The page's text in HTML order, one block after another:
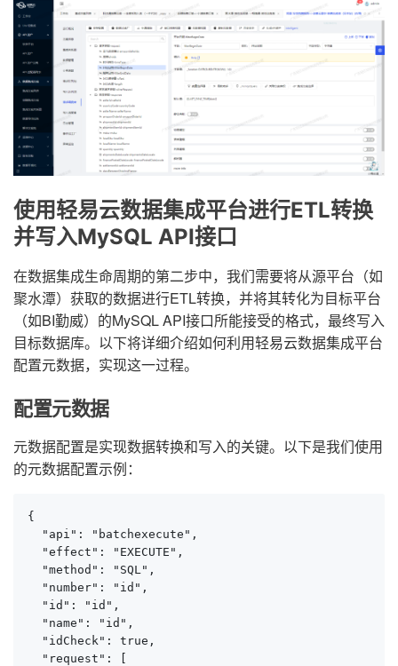
使用轻易云数据集成平台进行ETL转换
并写入MySQL API接口
在数据集成生命周期的第二步中，我们需要将从源平台（如
聚水潭）获取的数据进行ETL转换，并将其转化为目标平台
（如BI勤威）的MySQL API接口所能接受的格式，最终写入
目标数据库。以下将详细介绍如何利用轻易云数据集成平台
配置元数据，实现这一过程。
配置元数据
元数据配置是实现数据转换和写入的关键。以下是我们使用
的元数据配置示例：
{
  "api": "batchexecute",
  "effect": "EXECUTE",
  "method": "SQL",
  "number": "id",
  "id": "id",
  "name": "id",
  "idCheck": true,
  "request": [